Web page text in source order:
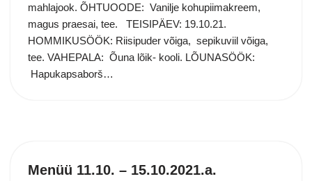
mahlajook. ÕHTUOODE: Vanilje kohupiimakreem,
magus praesai, tee. TEISIPÄEV: 19.10.21.
HOMMIKUSÖÖK: Riisipuder võiga, sepikuviil võiga,
tee. VAHEPALA: Õuna lõik- kooli. LÕUNASÖÖK:
Hapukapsaborš…
Menüü 11.10. – 15.10.2021.a.